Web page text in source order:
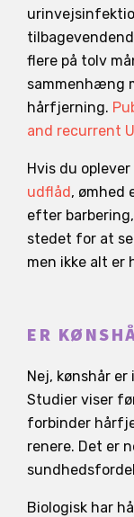
flere på tolv
sammenhæng
hårfjerning.
and recurrent
Hvis du
udflåd, ømhed
efter
stedet for at
men ikke alt er
ER
Nej, kønshår
Studier viser
forbinder
renere. Det er
Biologisk har